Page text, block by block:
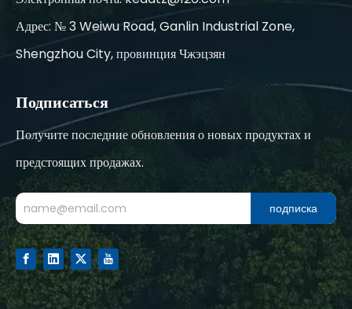
Адрес: № 3 Weiwu Road, Ganlin Industrial Zone,
Shengzhou City, провинция Чжэцзян
Подписаться
Получите последние обновления о новых продуктах и
предстоящих продажах.
подписка